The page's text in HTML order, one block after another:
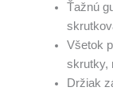
Ťažnú
Všetok
skrutky,
Držiak